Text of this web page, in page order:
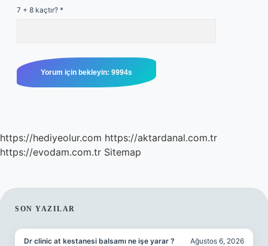
7 + 8 kaçtır? *
https://hediyeolur.com https://aktardanal.com.tr
https://evodam.com.tr Sitemap
SIDEBAR
SON YAZILAR
Dr clinic at kestanesi balsamı ne işe yarar ? Ağustos 6, 2026